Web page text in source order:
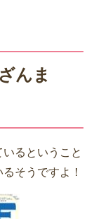
んま
るということ
そうですよ！